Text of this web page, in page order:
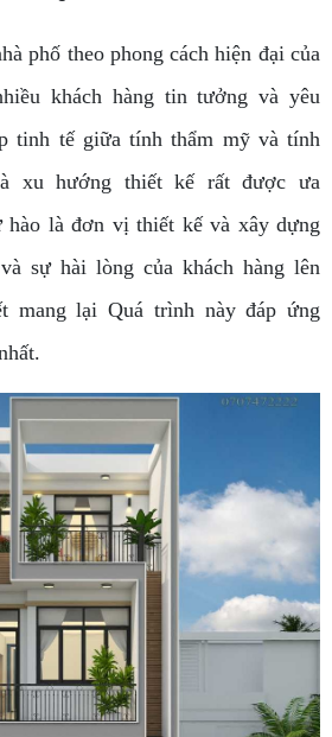
phố theo phong cách hiện đại của
khách hàng tin tưởng và yêu
tinh tế giữa tính thẩm mỹ và tính
xu hướng thiết kế rất được ưa
hào là đơn vị thiết kế và xây dựng
sự hài lòng của khách hàng lên
mang lại Quá trình này đáp ứng